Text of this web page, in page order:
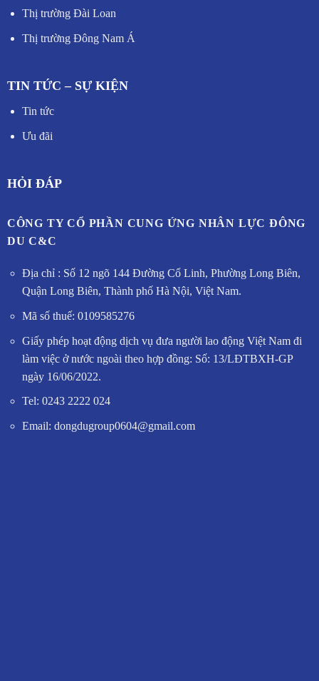
Thị trường Đài Loan
Thị trường Đông Nam Á
TIN TỨC – SỰ KIỆN
Tin tức
Ưu đãi
HỎI ĐÁP
CÔNG TY CỔ PHẦN CUNG ỨNG NHÂN LỰC ĐÔNG
DU C&C
Địa chỉ : Số 12 ngõ 144 Đường Cổ Linh, Phường Long Biên,
Quận Long Biên, Thành phố Hà Nội, Việt Nam.
Mã số thuế: 0109585276
Giấy phép hoạt động dịch vụ đưa người lao động Việt Nam đi
làm việc ở nước ngoài theo hợp đồng: Số: 13/LĐTBXH-GP
ngày 16/06/2022.
Tel: 0243 2222 024
Email: dongdugroup0604@gmail.com